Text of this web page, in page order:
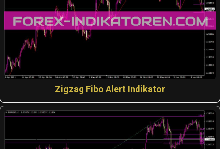
Zigzag Fibo Alert Indikator